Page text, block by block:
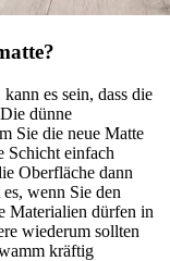
es sein, dass die
dünne
Sie die neue Matte
Schicht einfach
Oberfläche dann
wenn Sie den
Materialien dürfen in
wiederum sollten
kräftig